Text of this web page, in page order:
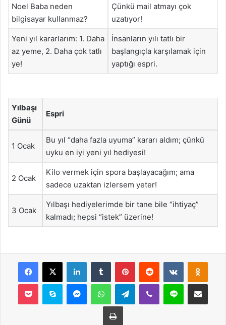
Noel Baba neden
bilgisayar kullanmaz?
Çünkü mail atmayı çok
uzatıyor!
Yeni yıl kararlarım: 1. Daha
az yeme, 2. Daha çok tatlı
ye!
İnsanların yılı tatlı bir
başlangıçla karşılamak için
yaptığı espri.
Yılbaşı
Günü
Espri
1 Ocak
Bu yıl “daha fazla uyuma” kararı aldım; çünkü
uyku en iyi yeni yıl hediyesi!
2 Ocak
Kilo vermek için spora başlayacağım; ama
sadece uzaktan izlersem yeter!
3 Ocak
Yılbaşı hediyelerimde bir tane bile “ihtiyaç”
kalmadı; hepsi “istek” üzerine!
Facebook
X LinkedInTumblr PinterestReddit VKontakte
Pocket Skype MessengerWhatsAppTelegramViber Line E-Posta ile
Yazdır